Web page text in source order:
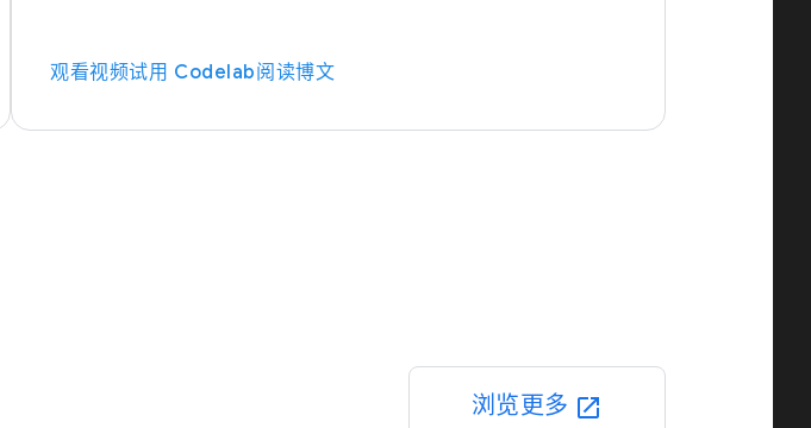
观看视频试用 Codelab阅读博文
浏览更多 open_in_new